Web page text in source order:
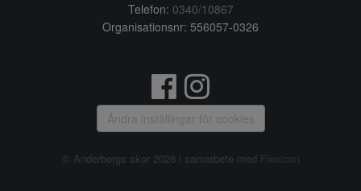
Telefon: 0340/10867
Organisationsnr: 556057-0326
Ändra inställingar för cookies
© Anderbergs skor 2026 i samarbete med Flexicon